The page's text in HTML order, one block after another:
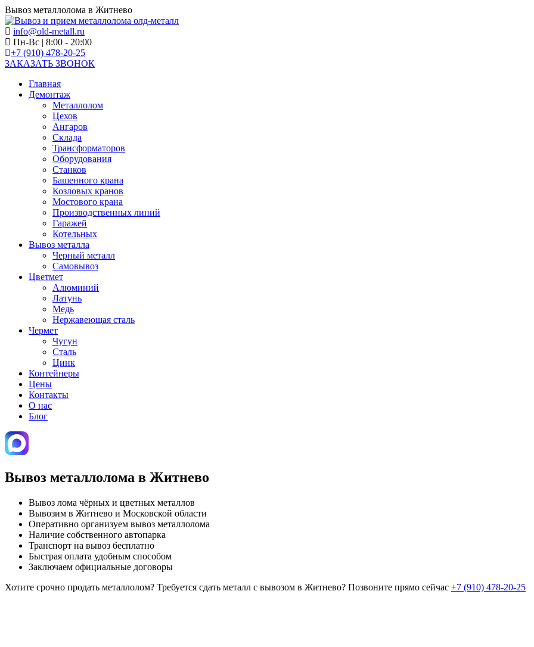
Вывоз металлолома в Житнево
info@old-metall.ru
Пн-Вс | 8:00 - 20:00
+7 (910) 478-20-25
ЗАКАЗАТЬ ЗВОНОК
Главная
Демонтаж
Металлолом
Цехов
Ангаров
Склада
Трансформаторов
Оборудования
Станков
Башенного крана
Козловых кранов
Мостового крана
Производственных линий
Гаражей
Котельных
Вывоз металла
Черный металл
Самовывоз
Цветмет
Алюминий
Латунь
Медь
Нержавеющая сталь
Чермет
Чугун
Сталь
Цинк
Контейнеры
Цены
Контакты
О нас
Блог
Вывоз металлолома в Житнево
Вывоз лома чёрных и цветных металлов
Вывозим в Житнево и Московской области
Оперативно организуем вывоз металлолома
Наличие собственного автопарка
Транспорт на вывоз бесплатно
Быстрая оплата удобным способом
Заключаем официальные договоры
Хотите срочно продать металлолом? Требуется сдать металл с вывозом в Житнево? Позвоните прямо сейчас +7 (910) 478-20-25